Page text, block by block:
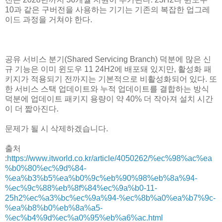
10과 같은 구버전을 사용하는 기기는 기존의 복잡한 업그레
이드 과정을 거쳐야 한다.
공유 서비스 분기(Shared Servicing Branch) 덕분에 많은 신
규 기능은 이미 윈도우 11 24H2에 배포돼 있지만, 활성화 패
키지가 적용되기 전까지는 기본적으로 비활성화되어 있다. 또
한 서비스 스택 업데이트와 누적 업데이트를 결합하는 방식
덕분에 업데이트 패키지 용량이 약 40% 더 작아져 설치 시간
이 더 짧아진다.
문제가 될 시 삭제하겠습니다.
출처
:https://www.itworld.co.kr/article/4050262/%ec%98%ac%ea
%b0%80%ec%9d%84-
%ea%b3%b5%ea%b0%9c%eb%90%98%eb%8a%94-
%ec%9c%88%eb%8f%84%ec%9a%b0-11-
25h2%ec%a3%bc%ec%9a%94-%ec%8b%a0%ea%b7%9c-
%ea%b8%b0%eb%8a%a5-
%ec%b4%9d%ec%a0%95%eb%a6%ac.html